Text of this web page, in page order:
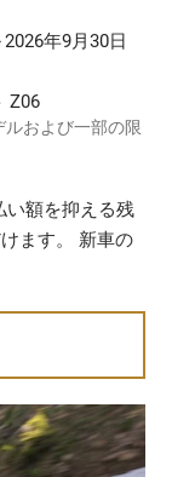
年9月30日
Z06
および一部の限
い額を抑える残
ます。 新車の